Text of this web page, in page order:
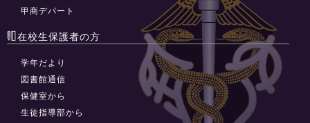
甲商デパート
在校生保護者の方
学年だより
図書館通信
保健室から
生徒指導部から